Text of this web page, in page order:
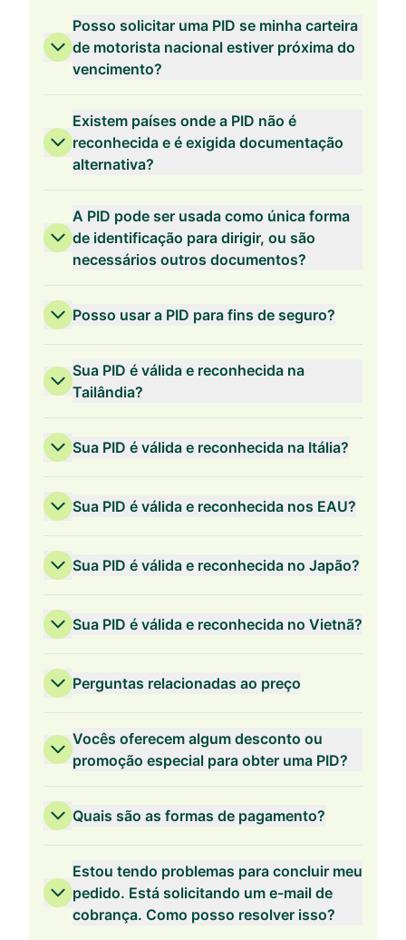
Posso solicitar uma PID se minha carteira
de motorista nacional estiver próxima do
vencimento?
Existem países onde a PID não é
reconhecida e é exigida documentação
alternativa?
A PID pode ser usada como única forma
de identificação para dirigir, ou são
necessários outros documentos?
Posso usar a PID para fins de seguro?
Sua PID é válida e reconhecida na
Tailândia?
Sua PID é válida e reconhecida na Itália?
Sua PID é válida e reconhecida nos EAU?
Sua PID é válida e reconhecida no Japão?
Sua PID é válida e reconhecida no Vietnã?
Perguntas relacionadas ao preço
Validade de 3 anos
Vocês oferecem algum desconto ou
promoção especial para obter uma PID?
Quais são as formas de pagamento?
Estou tendo problemas para concluir meu
pedido. Está solicitando um e-mail de
cobrança. Como posso resolver isso?